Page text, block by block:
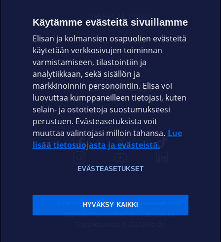
OHJEET JA VINKIT
OMAYHTEISÖ
VIANSELVITYS
ASIAKASPALVELU
ELISA.FI
Sopimusehdot Tietosuoja Evästeasetukset
Sääntelyviranomaiset Saavutettavuus
Käytämme evästeitä sivuillamme
Elisan ja kolmansien osapuolien evästeitä
käytetään verkkosivujen toiminnan
varmistamiseen, tilastointiin ja
analytiikkaan, sekä sisällön ja
markkinoinnin personointiin. Elisa voi
luovuttaa kumppaneilleen tietojasi, kuten
selain- ja ostotietoja suostumukseesi
perustuen. Evästeasetuksista voit
muuttaa valintojasi milloin tahansa. Lue
lisää tietosuojasta ja evästeistä.
EVÄSTEASETUKSET
HYVÄKSY KAIKKI